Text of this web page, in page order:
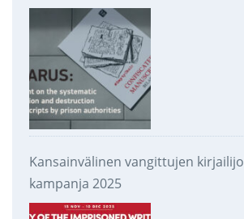
takavarikoinnista ja tuhoamisesta
Kansainvälinen vangittujen
kampanja 2025